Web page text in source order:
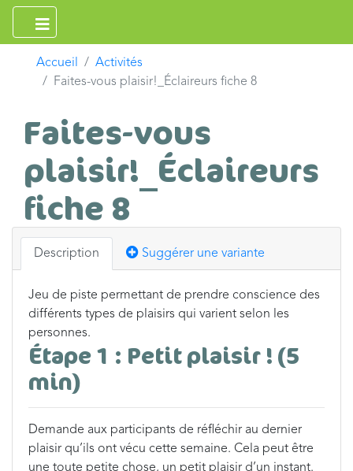
Accueil
Activités
Faites-vous plaisir!_Éclaireurs fiche 8
Faites-vous
plaisir!_Éclaireurs
fiche 8
Description Suggérer une variante
Jeu de piste permettant de prendre conscience des
différents types de plaisirs qui varient selon les
personnes.
Étape 1 : Petit plaisir ! (5
min)
Demande aux participants de réfléchir au dernier
plaisir qu’ils ont vécu cette semaine. Cela peut être
une toute petite chose, un petit plaisir d’un instant.